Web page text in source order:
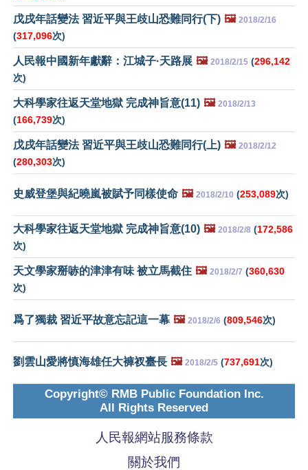
戊戌年話變法 習近平與王歧山恐難同行(下) 🖼️ 2018/2/16
(317,096次)
人民報中國新年獻辭：江城子·天路展 🖼️ 2018/2/15 (296,142
次)
大科學家往返天堂地獄 完成神旨意(11) 🖼️ 2018/2/13
(166,739次)
戊戌年話變法 習近平與王歧山恐難同行(上) 🖼️ 2018/2/12
(280,303次)
史威登堡與紀曉嵐被賦予同樣使命 🖼️ 2018/2/10 (253,089次)
大科學家往返天堂地獄 完成神旨意(10) 🖼️ 2018/2/8 (172,586
次)
天文學家掰哧的津津有味 被立馬截住 🖼️ 2018/2/7 (360,630
次)
爲了獨裁 習近平故意忘記這一幕 🖼️ 2018/2/6 (809,546次)
劉雲山愛將慎海雄任大褲衩臺長 🖼️ 2018/2/5 (737,691次)
Copyright© RMB Public Foundation Inc.
All Rights Reserved
人民報網站服務條款
關於我們